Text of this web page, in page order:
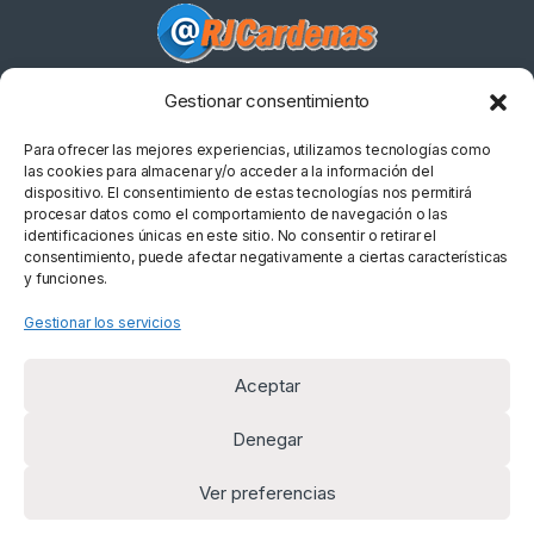
Gestionar consentimiento
Para ofrecer las mejores experiencias, utilizamos tecnologías como
las cookies para almacenar y/o acceder a la información del
dispositivo. El consentimiento de estas tecnologías nos permitirá
procesar datos como el comportamiento de navegación o las
identificaciones únicas en este sitio. No consentir o retirar el
consentimiento, puede afectar negativamente a ciertas características
y funciones.
Gestionar los servicios
Aceptar
Denegar
Ver preferencias
¿Alguna duda? Llámanos